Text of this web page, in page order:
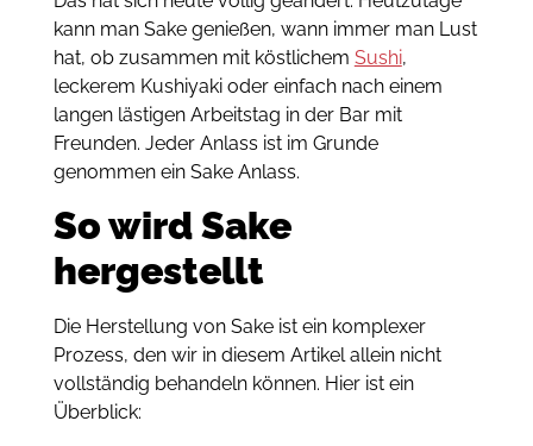
kann man Sake genießen, wann immer man Lust
hat, ob zusammen mit köstlichem Sushi,
leckerem Kushiyaki oder einfach nach einem
langen lästigen Arbeitstag in der Bar mit
Freunden. Jeder Anlass ist im Grunde
genommen ein Sake Anlass.
So wird Sake
hergestellt
Die Herstellung von Sake ist ein komplexer
Prozess, den wir in diesem Artikel allein nicht
vollständig behandeln können. Hier ist ein
Überblick: